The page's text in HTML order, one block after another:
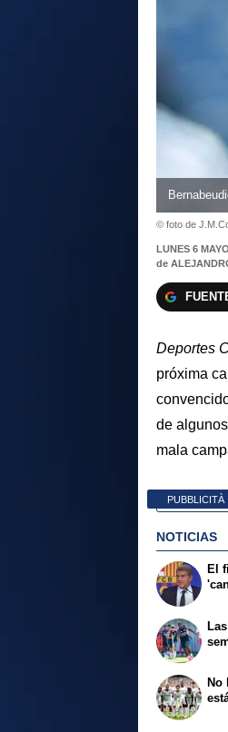
© foto de
LUNES 6
de
Deportes
próxima
de
mala
PUBBLICITÀ
NOTICIAS
El
No